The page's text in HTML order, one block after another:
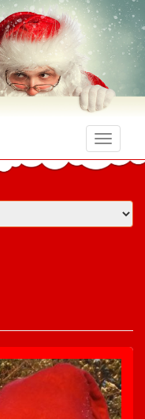
Toggle